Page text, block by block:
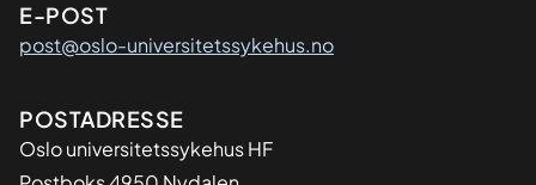
E-POST
post@oslo-universitetssykehus.no
Adresse
POSTADRESSE
Oslo universitetssykehus HF